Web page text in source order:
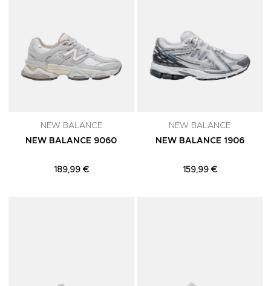
NEW BALANCE
NEW BALANCE 9060
189,99 €
NEW BALANCE
NEW BALANCE 1906
159,99 €